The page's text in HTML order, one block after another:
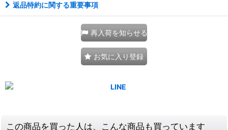
返品特約に関する重要事項
再入荷を知らせる
お気に入り登録
この商品を買った人は、こんな商品も買っています